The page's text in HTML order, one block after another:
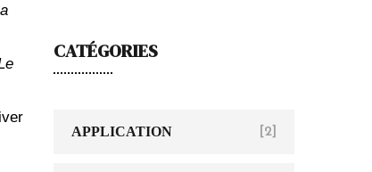
CATÉGORIES
APPLICATION [2]